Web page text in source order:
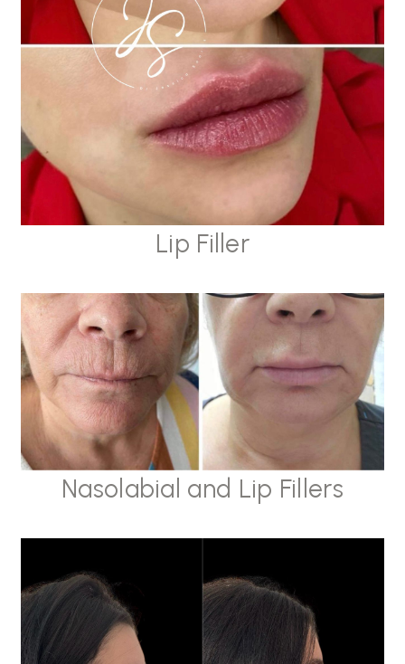
Lip Filler
Nasolabial and Lip Fillers